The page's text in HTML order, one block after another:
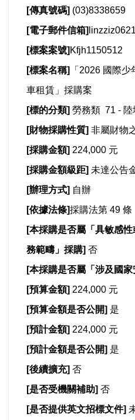
[傳真號碼] (03)8338659
[電子郵件信箱]
[標案案號] Kfjh1150512
[標案名稱]
「2026 國際
車租賃」採購案
[標的分類] 勞務類 71 - 陸
[財物採購性質] 非屬財物
[採購金額] 224,000 元
[採購金額級距] 未達公告
[辦理方式] 自辦
[依據法條]採購法第 49 條
[本採購是否屬「具敏感
務範疇」採購] 否
[本採購是否屬「涉及國家
[預算金額] 224,000 元
[預算金額是否公開] 是
[預計金額] 224,000 元
[預計金額是否公開] 是
[後續擴充] 否
[是否受機關補助] 否
[是否提供英文招標文件]